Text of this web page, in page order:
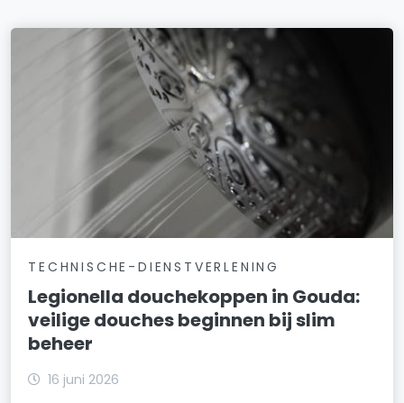
TECHNISCHE-DIENSTVERLENING
Legionella douchekoppen in Gouda:
veilige douches beginnen bij slim
beheer
16 juni 2026